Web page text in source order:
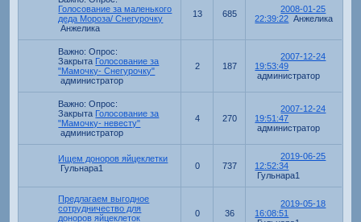
Голосование за маленького
деда Мороза/ Снегурочку
Анжелика
13 685
2008-01-25
22:39:22 Анжелика
Важно: Опрос:
Закрыта Голосование за
"Мамочку- Снегурочку"
администратор
2 187
2007-12-24
19:53:49
администратор
Важно: Опрос:
Закрыта Голосование за
"Мамочку- невесту"
администратор
4 270
2007-12-24
19:51:47
администратор
Ищем доноров яйцеклетки
Гульнара1
0 737
2019-06-25
12:52:34
Гульнара1
Предлагаем выгодное
сотрудничество для
доноров яйцеклеток
0 36
2019-05-18
16:08:51